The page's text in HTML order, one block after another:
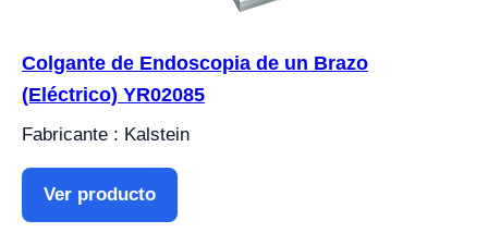
Colgante de Endoscopia de un Brazo
(Eléctrico) YR02085
Fabricante : Kalstein
Ver producto